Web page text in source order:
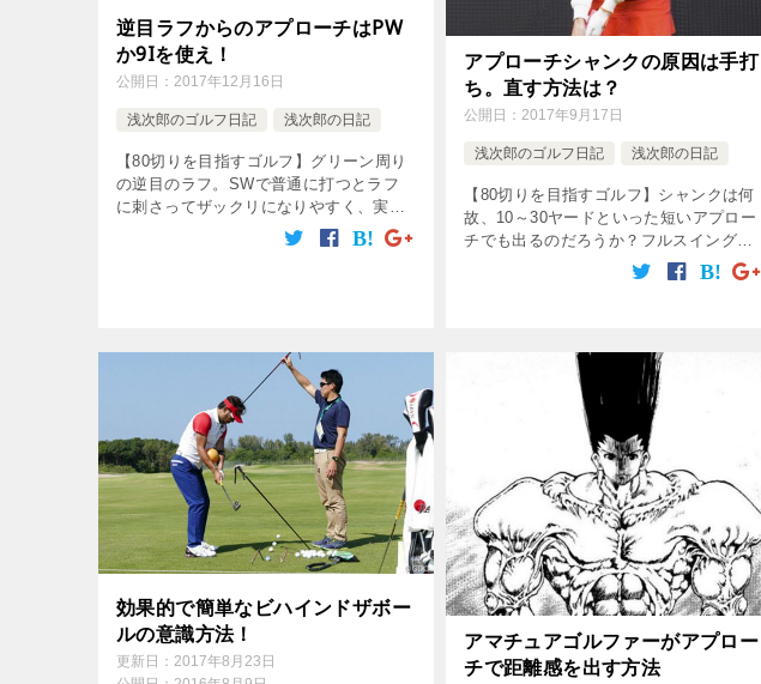
逆目ラフからのアプローチはPW
か9Iを使え！
公開日： 2017年12月16日
浅次郎のゴルフ日記 浅次郎の日記
【80切りを目指すゴルフ】グリーン周り
の逆目のラフ。SWで普通に打つとラフ
に刺さってザックリになりやすく、実は
非常に難しい。逆目かどうかはどう判断
する？どうやって打てばいい？簡単な方
アプローチシャンクの原因は手打
ち。直す方法は？
公開日：2017年9月17日
浅次郎のゴルフ日記 浅次郎の日記
【80切りを目指すゴルフ】シャンクは何
故、10～30ヤードといった短いアプロー
チでも出るのだろうか？フルスイングだ
と出ないのになんで？その原因は「手打
ち」である。手打ちのせいで脇が空き、
効果的で簡単なビハインドザボー
ルの意識方法！
更新日： 2017年8月23日
アマチュアゴルファーがアプロー
チで距離感を出す方法